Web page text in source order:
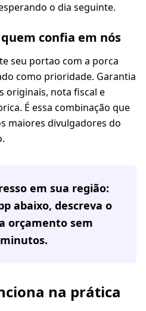
o dia seguinte.
confia em nós
seu portao com a porca
como prioridade. Garantia
originais, nota fiscal e
É essa combinação que
maiores divulgadores do
em sua região:
abaixo, descreva o
orçamento sem
na prática